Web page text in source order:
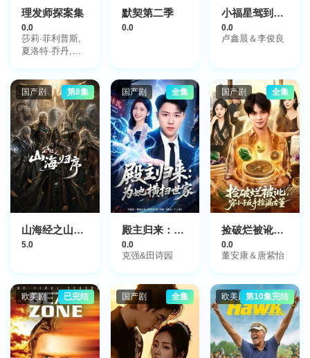
理发师探案集
0.0
莎莉·菲利普斯,
夏洛特·乔丹,本·
歇尔·吉利弗,玛
丽·海伦·贝里,安
娜-露易丝·普拉
曼,荒卷绘美,史
蒂芬·韦伯,贝恩·
科拉科,马诺伊·
阿南德,阿曼达·
爱德华兹,特雷弗
·沃尔顿,多米尼
克·赫尔曼·戴,吉
娜·菲林汉姆
默契第二季
0.0
小福星驾到：爹地请签收
0.0
卢鑫晨＆李俊良
国产剧 第8集
山海经之山海归序
5.0
国产剧 全集
殿主归来：为她横扫世家
0.0
克强&田诗园
国产剧 全集
捡破烂被讹，穷小子反手捡漏古董
0.0
董安康＆唐紫怡
欧美剧 已完结 国产剧 全集 欧美剧第10集完结